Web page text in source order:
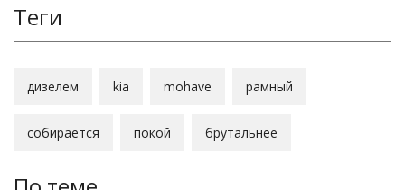
Теги
дизелем kia mohave рамный
собирается покой брутальнее